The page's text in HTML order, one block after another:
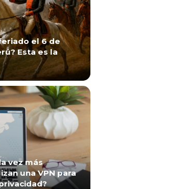
el 6 de
Esta es la
vez más
una VPN para